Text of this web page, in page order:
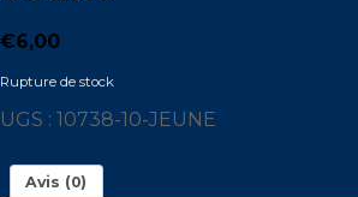
€6,00
Rupture de stock
UGS : 10738-10-JEUNE
Avis (0)